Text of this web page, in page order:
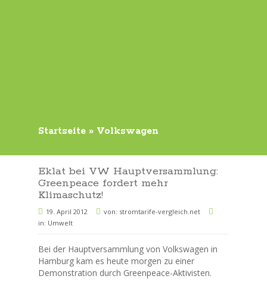
Startseite » Volkswagen
Eklat bei VW Hauptversammlung:
Greenpeace fordert mehr
Klimaschutz!
19. April 2012 von: stromtarife-vergleich.net
in: Umwelt
Bei der Hauptversammlung von Volkswagen in
Hamburg kam es heute morgen zu einer
Demonstration durch Greenpeace-Aktivisten.